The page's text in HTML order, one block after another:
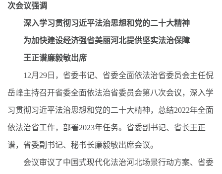
次会议强调
深入学习贯彻习近平法治思想和党的二十大精神
为加快建设经济强省美丽河北提供坚实法治保障
王正谱廉毅敏出席
12月29日，省委书记、省委全面依法治省委员会主任倪
岳峰主持召开省委全面依法治省委员会第八次会议，深入学
习贯彻习近平法治思想和党的二十大精神，总结2022年全面
依法治省工作，部署2023年任务。省委副书记、省长王正
谱，省委副书记、秘书长廉毅敏出席会议。
会议审议了中国式现代化法治河北场景行动方案、省委